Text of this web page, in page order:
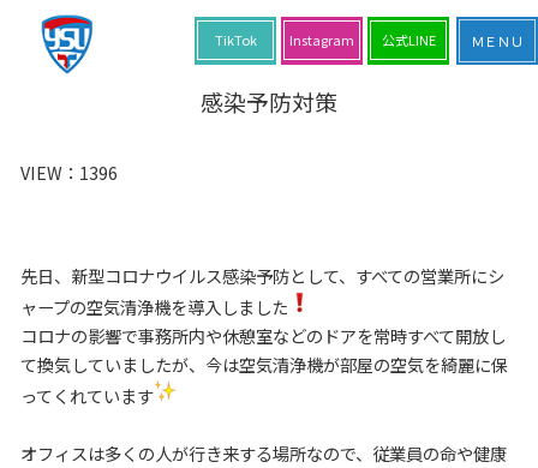
感染予防対策
VIEW： 1396
先日、新型コロナウイルス感染予防として、すべての営業所にシ
ャープの空気清浄機を導入しました
コロナの影響で事務所内や休憩室などのドアを常時すべて開放し
て換気していましたが、今は空気清浄機が部屋の空気を綺麗に保
ってくれています
オフィスは多くの人が行き来する場所なので、従業員の命や健康
公式LINE
Instagram
TikTok